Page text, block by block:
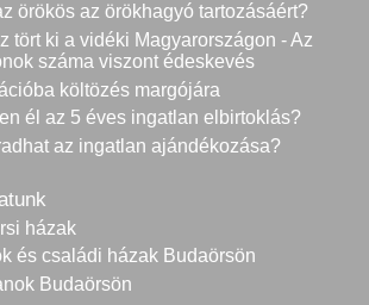
örökös az örökhagyó tartozásáért?
tört ki a vidéki Magyarországon - Az
száma viszont édeskevés
költözés margójára
él az 5 éves ingatlan elbirtoklás?
az ingatlan ajándékozása?
házak
és családi házak Budaörsön
Budaörsön